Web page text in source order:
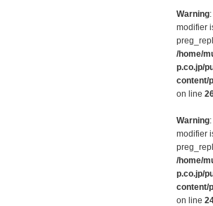
Warning
modifier
/home/
p.co.jp/
content/
on line
Warning
modifier
/home/
p.co.jp/
content/
on line